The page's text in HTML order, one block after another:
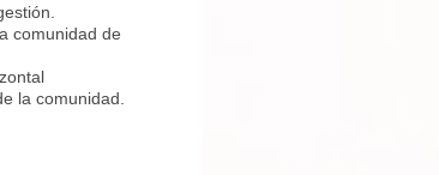
comunidad de
la comunidad.